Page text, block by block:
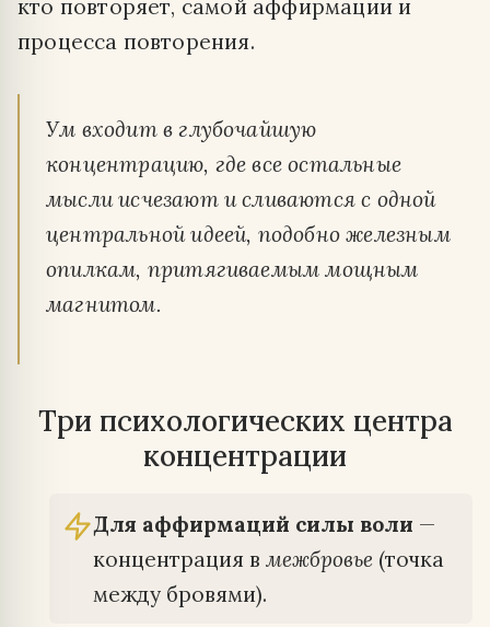
кто повторяет, самой аффирмации и
процесса повторения.
Ум входит в глубочайшую
концентрацию, где все остальные
мысли исчезают и сливаются с одной
центральной идеей, подобно железным
опилкам, притягиваемым мощным
магнитом.
Три психологических центра
концентрации
Для аффирмаций силы воли —
концентрация вмежбровье (точка
между бровями).